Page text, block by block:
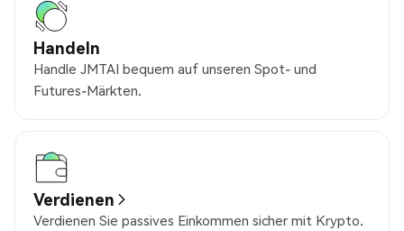
Handeln
Handle JMTAI bequem auf unseren Spot- und
Futures-Märkten.
Verdienen
Verdienen Sie passives Einkommen sicher mit Krypto.